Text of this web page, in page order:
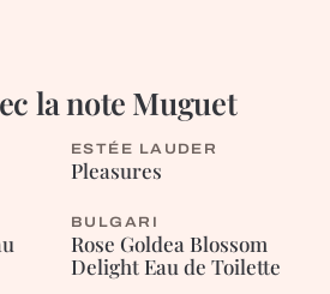
la note Muguet
ESTÉE LAUDER
Pleasures
FLEURIE
BULGARI
Rose Goldea Blossom
Delight Eau de Toilette